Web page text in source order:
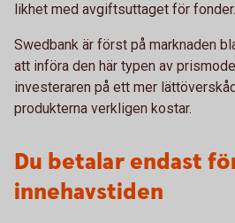
likhet med avgiftsuttaget för fonder.
Swedbank är först på marknaden
att införa den här typen av
investeraren på ett mer
produkterna verkligen kostar.
Du betalar endast
innehavstiden